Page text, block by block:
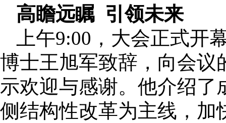
高瞻远瞩 引领未来
上午9:00，大会正式
博士王旭军致辞，向会议
示欢迎与感谢。他介绍了
侧结构性改革为主线，加